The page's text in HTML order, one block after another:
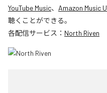
YouTube Music、 Amazon Music
聴くことができる。
各配信サービス： North Riven